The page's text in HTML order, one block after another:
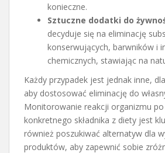
konieczne.
Sztuczne dodatki do
decyduje się na eliminację
konserwujących, barwników i
chemicznych, stawiając na
Każdy przypadek jest jednak inne,
aby dostosować eliminację do
Monitorowanie reakcji organizmu po
konkretnego składnika z diety jest
również poszukiwać alternatyw dla
produktów, aby zapewnić sobie